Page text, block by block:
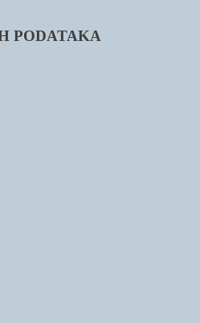
PODATAKA